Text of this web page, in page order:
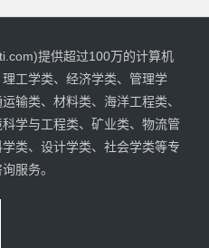
提供超过100万的计算机
工学类、经济学类、管理学
输类、材料类、海洋工程类、
学与工程类、矿业类、物流管
类、设计学类、社会学类等专
服务。